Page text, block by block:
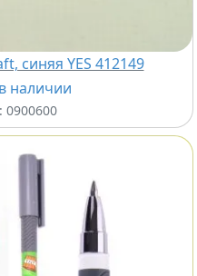
синяя YES 412149
наличии
0900600